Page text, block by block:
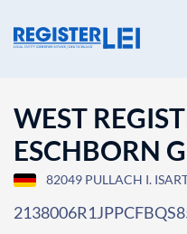
WEST
ESCHBORN
82049 PULLACH I.